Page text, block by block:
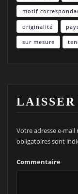
motif
originalité
sur mesure
LAISSER
Votre adresse e-mail
obligatoires sont
Commentaire